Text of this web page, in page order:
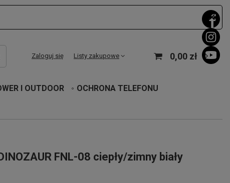
Zaloguj się Listy zakupowe 0,00 zł
I OUTDOOR
OCHRONA TELEFONU
FNL-08 ciepły/zimny biały